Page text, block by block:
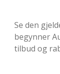
Se den
begynner
tilbud og